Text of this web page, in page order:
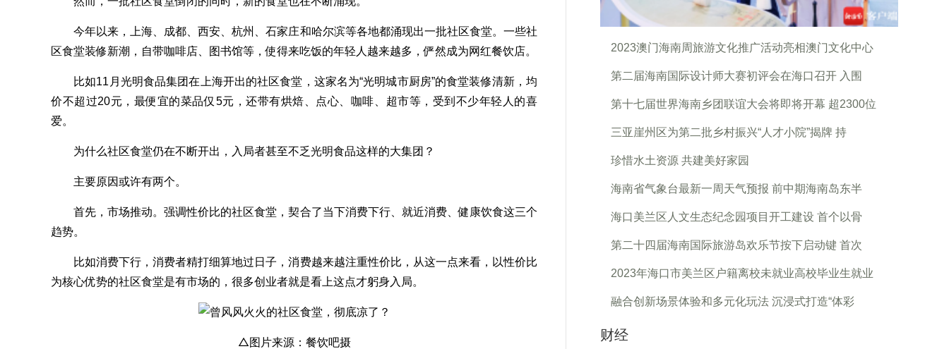
今年以来，上海、成都、西安、杭州、石家庄和哈尔滨等各地都涌现出一批社区食堂。一些社
区食堂装修新潮，自带咖啡店、图书馆等，使得来吃饭的年轻人越来越多，俨然成为网红餐饮店。
比如11月光明食品集团在上海开出的社区食堂，这家名为“光明城市厨房”的食堂装修清新，均
价不超过20元，最便宜的菜品仅5元，还带有烘焙、点心、咖啡、超市等，受到不少年轻人的喜
爱。
为什么社区食堂仍在不断开出，入局者甚至不乏光明食品这样的大集团？
主要原因或许有两个。
首先，市场推动。强调性价比的社区食堂，契合了当下消费下行、就近消费、健康饮食这三个
趋势。
比如消费下行，消费者精打细算地过日子，消费越来越注重性价比，从这一点来看，以性价比
为核心优势的社区食堂是有市场的，很多创业者就是看上这点才躬身入局。
△图片来源：餐饮吧摄
2023澳门海南周旅游文化推广活动亮相澳门文化中心
第二届海南国际设计师大赛初评会在海口召开 入围
第十七届世界海南乡团联谊大会将即将开幕 超2300位
三亚崖州区为第二批乡村振兴“人才小院”揭牌 持
珍惜水土资源 共建美好家园
海南省气象台最新一周天气预报 前中期海南岛东半
海口美兰区人文生态纪念园项目开工建设 首个以骨
第二十四届海南国际旅游岛欢乐节按下启动键 首次
2023年海口市美兰区户籍离校未就业高校毕业生就业
融合创新场景体验和多元化玩法 沉浸式打造“体彩
财经